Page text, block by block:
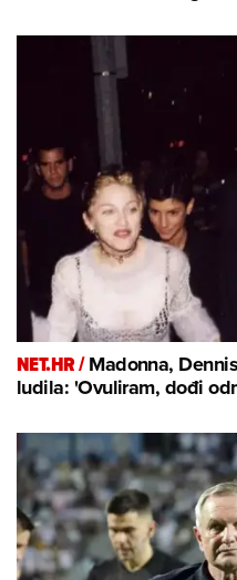
NET.HR /Madonna,
ludila: 'Ovuliram, dođi